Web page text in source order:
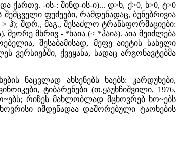
ქართვ. -ის-: შინდ-ის-ი)... დ>ხ, ქ>0, ხ>0, ტ>0
ფუძეები, რამდენადაც, ბუნებრივია
> ჰ); შდრ., მაგ., შესაძლო ტრანსფორმაციები:
მეორე მხრივ - *ხაია (< *ჰაია). აია შეიძლება
შესაბამისად, მეფე აიეტის სახელი
ვერსიებში, ქვეყანა, სადაც არგონავტებმა
ნაცვლად ახსენებს ხაებს: კარდუხები,
ტიბარენები (თ.ყაუხჩიშვილი, 1976,
რიზეს მახლობლად მცხოვრებ ხო~ებს
იმდენადაა დაშორებული ტაოხების